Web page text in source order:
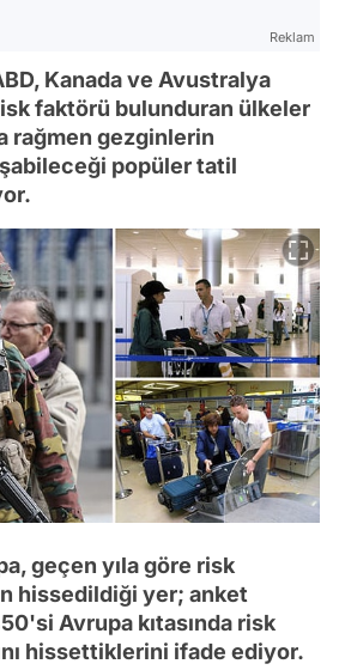
Reklam
Kanada ve Avustralya
faktörü bulunduran ülkeler
rağmen gezginlerin
popüler tatil
geçen yıla göre risk
hissedildiği yer; anket
Avrupa kıtasında risk
hissettiklerini ifade ediyor.